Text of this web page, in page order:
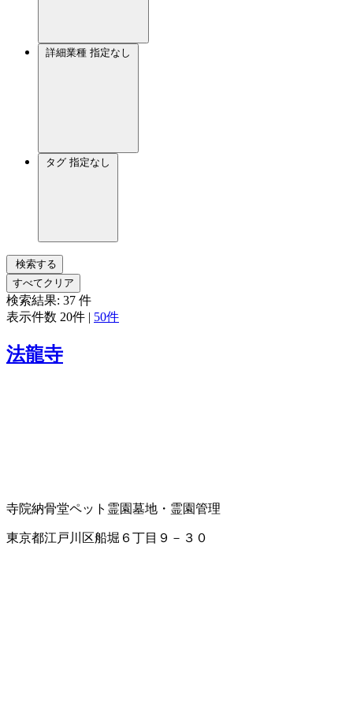
詳細業種 指定なし
タグ 指定なし
検索する
すべてクリア
検索結果: 37 件
表示件数 20件 | 50件
法龍寺
寺院納骨堂ペット霊園墓地・霊園管理
東京都江戸川区船堀６丁目９－３０